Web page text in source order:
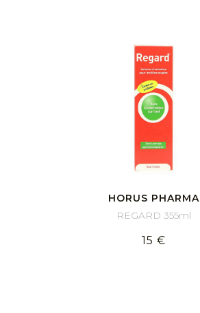
HORUS PHARMA
REGARD 355ml
15 €